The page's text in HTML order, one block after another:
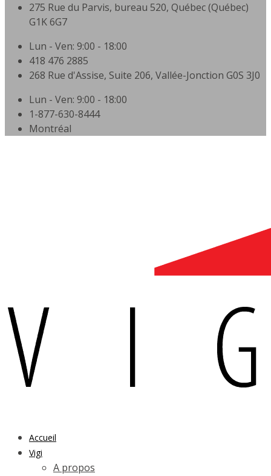
275 Rue du Parvis, bureau 520, Québec (Québec)
G1K 6G7
Lun - Ven: 9:00 - 18:00
418 476 2885
268 Rue d'Assise, Suite 206, Vallée-Jonction G0S 3J0
Lun - Ven: 9:00 - 18:00
1-877-630-8444
Montréal
Accueil
Vigi
A propos